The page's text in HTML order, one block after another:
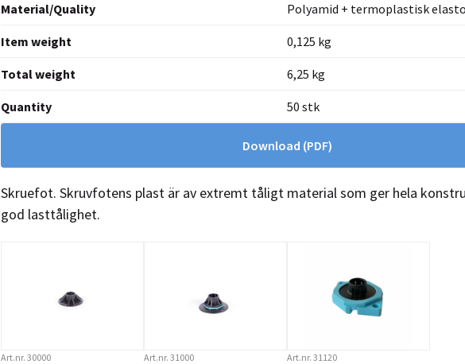
Material/Quality Polyamid + termoplastisk
Item weight 0,125 kg
Total weight 6,25 kg
Quantity 50 stk
Download (PDF)
Skruefot. Skruvfotens plast är av extremt tåligt material som ger hela
god lasttålighet.
Art.nr. 30000 Art.nr. 31000 Art.nr. 31120